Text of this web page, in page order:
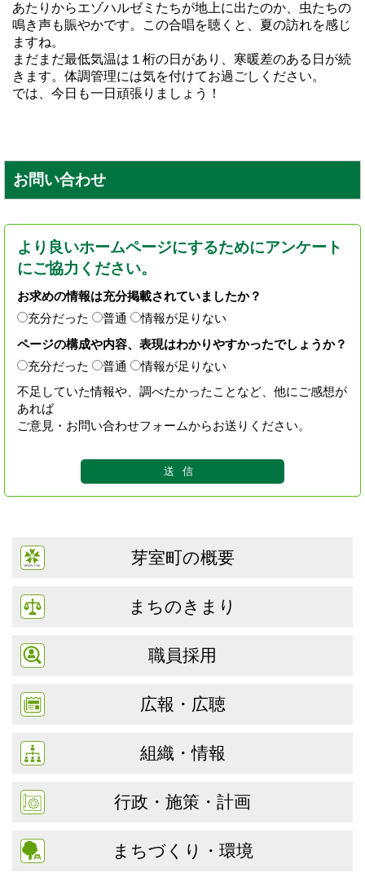
あたりからエゾハルゼミたちが地上に出たのか、虫たちの
鳴き声も賑やかです。この合唱を聴くと、夏の訪れを感じ
ますね。
まだまだ最低気温は１桁の日があり、寒暖差のある日が続
きます。体調管理には気を付けてお過ごしください。
では、今日も一日頑張りましょう！
お問い合わせ
より良いホームページにするためにアンケート
にご協力ください。
お求めの情報は充分掲載されていましたか？
充分だった
普通
情報が足りない
ページの構成や内容、表現はわかりやすかったでしょうか？
充分だった
普通
情報が足りない
不足していた情報や、調べたかったことなど、他にご感想が
あれば
ご意見・お問い合わせフォームからお送りください。
芽室町の概要
まちのきまり
職員採用
広報・広聴
組織・情報
行政・施策・計画
まちづくり・環境